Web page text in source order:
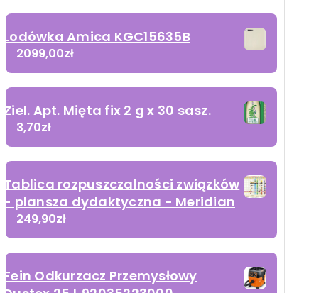
Lodówka Amica KGC15635B
2099,00zł
Ziel. Apt. Mięta fix 2 g x 30 sasz.
3,70zł
Tablica rozpuszczalności związków
- plansza dydaktyczna - Meridian
249,90zł
Fein Odkurzacz Przemysłowy